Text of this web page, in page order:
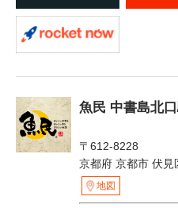
魚民 中書島北
〒612-8228
京都府 京都市 伏
地図